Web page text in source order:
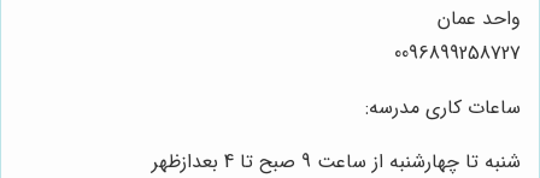
واحد عمان
0096899258727
ساعات کاری مدرسه:
شنبه تا چهارشنبه از ساعت 9 صبح تا 4 بعدازظهر